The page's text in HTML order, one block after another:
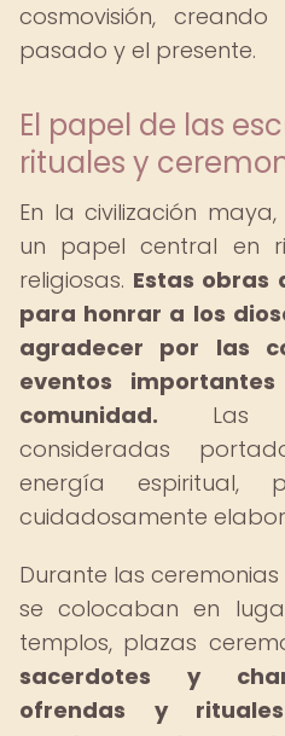
cosmovisión,
pasado y el presente.
El papel de las
rituales y
En la civilización
un papel central en
religiosas. Estas obras
para honrar a los
agradecer por las
eventos
comunidad. Las
consideradas
energía
cuidadosamente
Durante las
se colocaban en
templos, plazas
sacerdotes y
ofrendas y